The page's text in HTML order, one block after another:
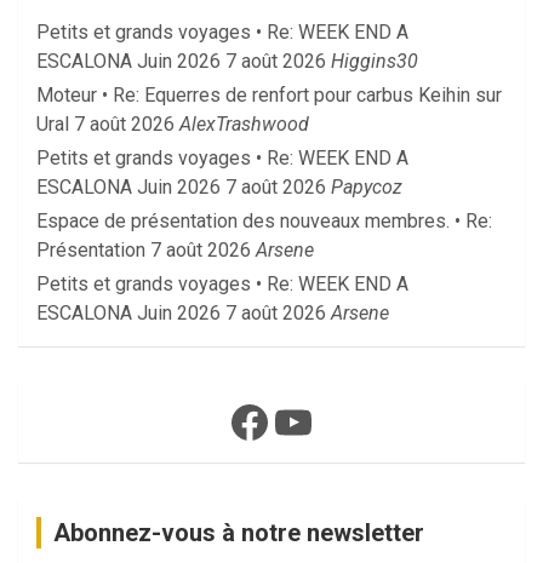
Petits et grands voyages • Re: WEEK END A
ESCALONA Juin 2026 7 août 2026 Higgins30
Moteur • Re: Equerres de renfort pour carbus Keihin sur
Ural 7 août 2026 AlexTrashwood
Petits et grands voyages • Re: WEEK END A
ESCALONA Juin 2026 7 août 2026 Papycoz
Espace de présentation des nouveaux membres. • Re:
Présentation 7 août 2026 Arsene
Petits et grands voyages • Re: WEEK END A
ESCALONA Juin 2026 7 août 2026 Arsene
Facebook
YouTube
Abonnez-vous à notre newsletter